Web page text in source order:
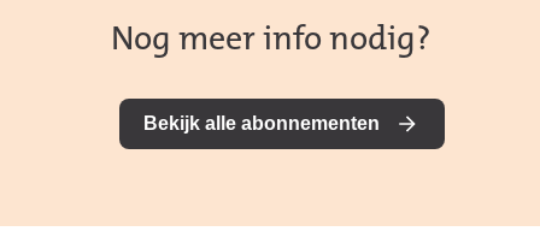
Nog meer info nodig?
Bekijk alle abonnementen